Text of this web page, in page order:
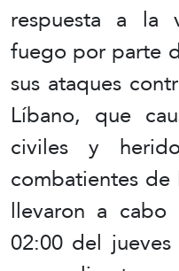
respuesta a la
fuego por parte
sus ataques
Líbano, que
civiles y
combatientes de
llevaron a
02:00 del